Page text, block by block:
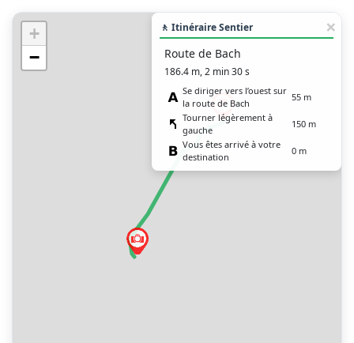
+
−
🚶 Itinéraire Sentier
Route de Bach
186.4 m, 2 min 30 s
Se diriger vers l’ouest sur
la route de Bach
55 m
Tourner légèrement à
gauche
150 m
Vous êtes arrivé à votre
destination
0 m